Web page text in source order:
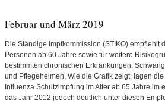
Februar und März 2019
Die Ständige Impfkommission (STIKO) empfiehlt
Personen ab 60 Jahre sowie für weitere
bestimmten chronischen Erkrankungen,
und Pflegeheimen. Wie die Grafik zeigt, lagen
Influenza Schutzimpfung im Alter ab 65 Jahre im
das Jahr 2012 jedoch deutlich unter diesen